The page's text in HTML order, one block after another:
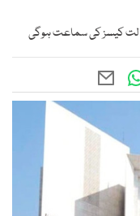
عدالت کیسز کی سماعت ہوگی